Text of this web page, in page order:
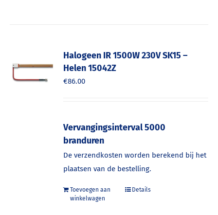
Halogeen IR 1500W 230V SK15 –
Helen 15042Z
€86.00
Vervangingsinterval 5000
branduren
De verzendkosten worden berekend bij het
plaatsen van de bestelling.
Toevoegen aan
winkelwagen
Details